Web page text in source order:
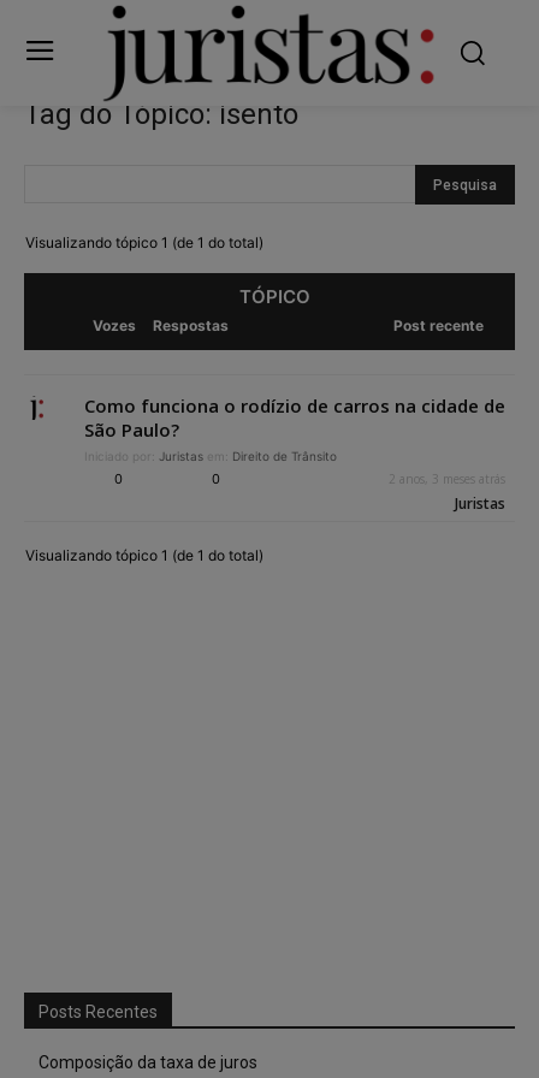
Tag do Tópico: isento
Visualizando tópico 1 (de 1 do total)
TÓPICO
Vozes Respostas Post recente
Como funciona o rodízio de carros na cidade de
São Paulo?
Iniciado por: Juristas em: Direito de Trânsito
0 0 2 anos, 3 meses atrás
Juristas
Visualizando tópico 1 (de 1 do total)
Posts Recentes
Composição da taxa de juros